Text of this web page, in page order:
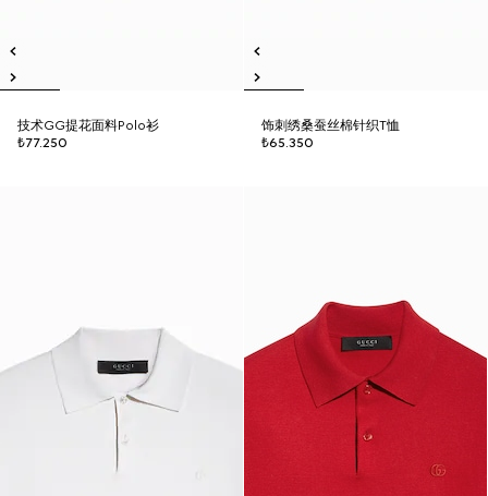
技术GG提花面料Polo衫
₺77.250
饰刺绣桑蚕丝棉针织T恤
₺65.350